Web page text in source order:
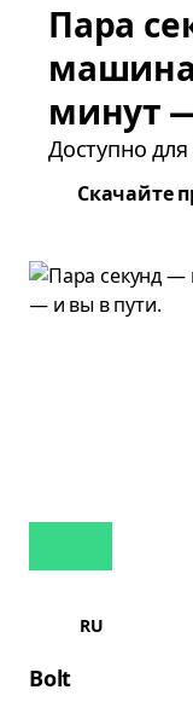
Пара
машина
минут
Доступно
Скачайте
RU
Bolt